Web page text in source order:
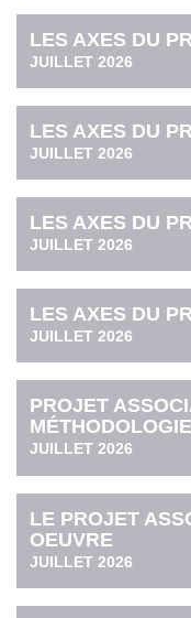
LES AXES DU
JUILLET 2026
LES AXES DU
JUILLET 2026
LES AXES DU
JUILLET 2026
LES AXES DU
JUILLET 2026
PROJET
MÉTHODOLOGIE
JUILLET 2026
LE PROJET
OEUVRE
JUILLET 2026